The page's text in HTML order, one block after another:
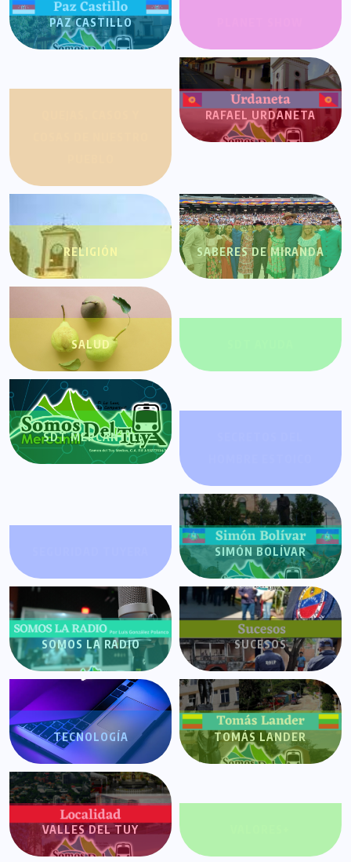
PAZ CASTILLO
RAFAEL URDANETA
RELIGIÓN SABERES DE MIRANDA
SALUD
SDT MERCANTIL
SIMÓN BOLÍVAR
SOMOS LA RADIO SUCESOS
TECNOLOGÍA TOMÁS LANDER
VALLES DEL TUY